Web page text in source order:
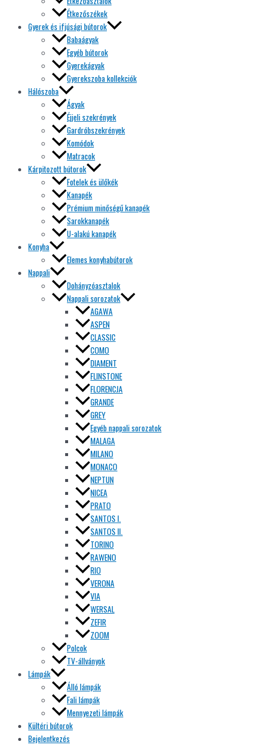
Étkezőszékek
Gyerek és ifjúsági bútorok
Babaágyak
Egyéb bútorok
Gyerekágyak
Gyerekszoba kollekciók
Hálószoba
Ágyak
Éjjeli szekrények
Gardróbszekrények
Komódok
Matracok
Kárpitozott bútorok
Fotelek és ülőkék
Kanapék
Prémium minőségű kanapék
Sarokkanapék
U-alakú kanapék
Konyha
Elemes konyhabútorok
Nappali
Dohányzóasztalok
Nappali sorozatok
AGAWA
ASPEN
CLASSIC
COMO
DIAMENT
FLINSTONE
FLORENCJA
GRANDE
GREY
Egyéb nappali sorozatok
MALAGA
MILANO
MONACO
NEPTUN
NICEA
PRATO
SANTOS I.
SANTOS II.
TORINO
RAWENO
RIO
VERONA
VIA
WERSAL
ZEFIR
ZOOM
Polcok
TV-állványok
Lámpák
Álló lámpák
Fali lámpák
Mennyezeti lámpák
Kültéri bútorok
Bejelentkezés